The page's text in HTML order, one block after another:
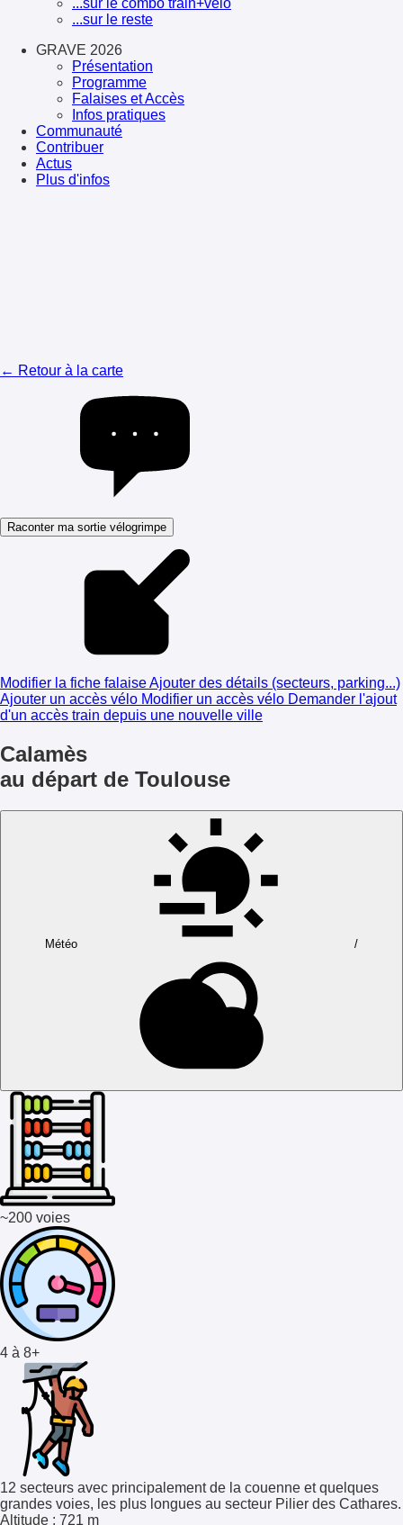
...sur le combo train+vélo
...sur le reste
GRAVE 2026
Présentation
Programme
Falaises et Accès
Infos pratiques
Communauté
Contribuer
Actus
Plus d'infos
← Retour à la carte
Raconter ma sortie vélogrimpe
Modifier la fiche falaiseAjouter des détails (secteurs, parking...)
Ajouter un accès vélo Modifier un accès vélo Demander l'ajout
d'un accès train depuis une nouvelle ville
Calamès
au départ de Toulouse
Météo /
~200 voies
4 à 8+
12 secteurs avec principalement de la couenne et quelques
grandes voies, les plus longues au secteur Pilier des Cathares.
Altitude : 721 m